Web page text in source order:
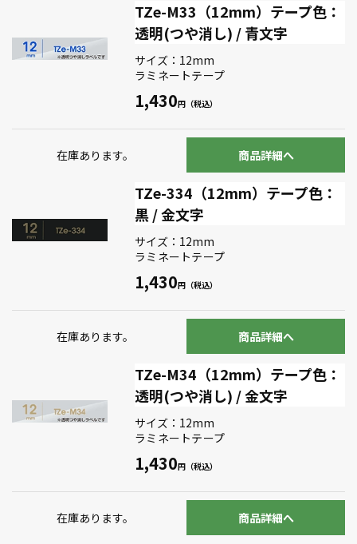
TZe-M33（12mm）テープ色：
透明(つや消し) / 青文字
サイズ：12mm
ラミネートテープ
1,430
在庫あります。 商品詳細へ
TZe-334（12mm）テープ色：
黒 / 金文字
サイズ：12mm
ラミネートテープ
1,430
在庫あります。 商品詳細へ
TZe-M34（12mm）テープ色：
透明(つや消し) / 金文字
サイズ：12mm
ラミネートテープ
1,430
在庫あります。 商品詳細へ